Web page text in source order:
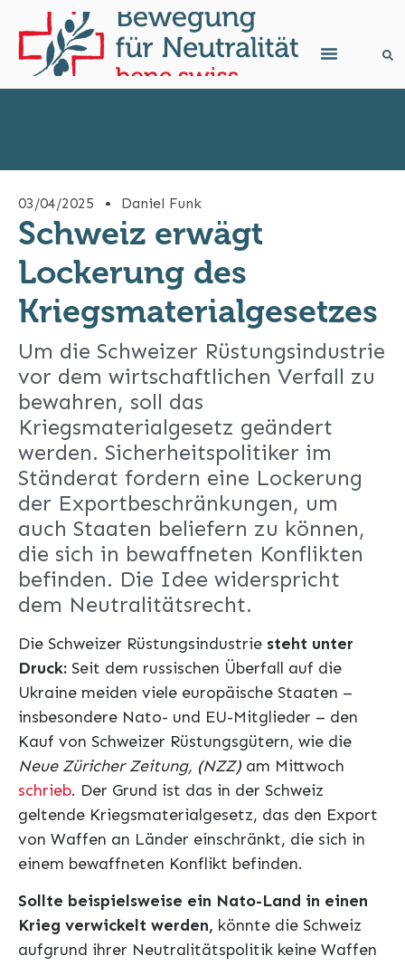
03/04/2025 Daniel Funk
Schweiz erwägt
Lockerung des
Kriegsmaterialgesetzes
Um die Schweizer Rüstungsindustrie
vor dem wirtschaftlichen Verfall zu
bewahren, soll das
Kriegsmaterialgesetz geändert
werden. Sicherheitspolitiker im
Ständerat fordern eine Lockerung
der Exportbeschränkungen, um
auch Staaten beliefern zu können,
die sich in bewaffneten Konflikten
befinden. Die Idee widerspricht
dem Neutralitätsrecht.
Die Schweizer Rüstungsindustrie steht unter
Druck: Seit dem russischen Überfall auf die
Ukraine meiden viele europäische Staaten –
insbesondere Nato- und EU-Mitglieder – den
Kauf von Schweizer Rüstungsgütern, wie die
Neue Züricher Zeitung, (NZZ) am Mittwoch
schrieb. Der Grund ist das in der Schweiz
geltende Kriegsmaterialgesetz, das den Export
von Waffen an Länder einschränkt, die sich in
einem bewaffneten Konflikt befinden.
Sollte beispielsweise ein Nato-Land in einen
Krieg verwickelt werden, könnte die Schweiz
aufgrund ihrer Neutralitätspolitik keine Waffen